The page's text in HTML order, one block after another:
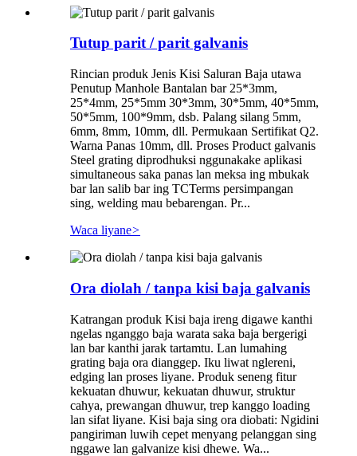
Tutup parit / parit galvanis
Rincian produk Jenis Kisi Saluran Baja utawa
Penutup Manhole Bantalan bar 25*3mm,
25*4mm, 25*5mm 30*3mm, 30*5mm, 40*5mm,
50*5mm, 100*9mm, dsb. Palang silang 5mm,
6mm, 8mm, 10mm, dll. Permukaan Sertifikat Q2.
Warna Panas 10mm, dll. Proses Product galvanis
Steel grating diprodhuksi nggunakake aplikasi
simultaneous saka panas lan meksa ing mbukak
bar lan salib bar ing TCTerms persimpangan
sing, welding mau bebarengan. Pr...
Waca liyane>
Ora diolah / tanpa kisi baja galvanis
Katrangan produk Kisi baja ireng digawe kanthi
ngelas nganggo baja warata saka baja bergerigi
lan bar kanthi jarak tartamtu. Lan lumahing
grating baja ora dianggep. Iku liwat nglereni,
edging lan proses liyane. Produk seneng fitur
kekuatan dhuwur, kekuatan dhuwur, struktur
cahya, prewangan dhuwur, trep kanggo loading
lan sifat liyane. Kisi baja sing ora diobati: Ngidini
pangiriman luwih cepet menyang pelanggan sing
nggawe lan galvanize kisi dhewe. Wa...